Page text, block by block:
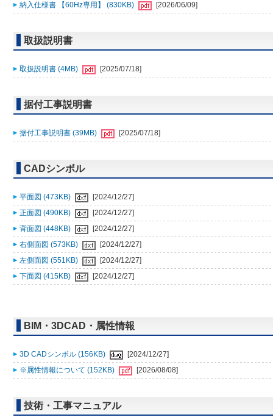
納入仕様書 【60Hz専用】 (830KB)
[2026/06/09]
取扱説明書
取扱説明書 (4MB) [2025/07/18]
据付工事説明書
据付工事説明書 (39MB) [2025/07/18]
CADシンボル
平面図 (473KB)
[2024/12/27]
正面図 (490KB)
[2024/12/27]
背面図 (448KB)
[2024/12/27]
右側面図 (573KB)
[2024/12/27]
左側面図 (551KB)
[2024/12/27]
下面図 (415KB)
[2024/12/27]
BIM・3DCAD・属性情報
3D CADシンボル (156KB)
[2024/12/27]
※属性情報について (152KB)
[2026/08/08]
技術・工事マニュアル